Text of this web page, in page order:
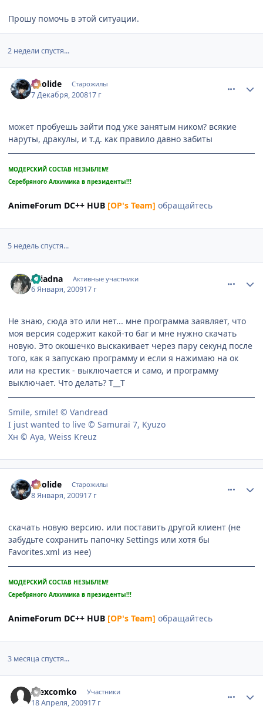
Прошу помочь в этой ситуации.
2 недели спустя...
Aeolide Старожилы
7 Декабря, 200817 г
может пробуешь зайти под уже занятым ником? всякие
наруты, дракулы, и т.д. как правило давно забиты
МОДЕРСКИЙ СОСТАВ НЕЗЫБЛЕМ!
Серебряного Алхимика в президенты!!!
AnimeForum DC++ HUB [OP's Team] обращайтесь
5 недель спустя...
Ariadna Активные участники
6 Января, 200917 г
Не знаю, сюда это или нет... мне программа заявляет, что
моя версия содержит какой-то баг и мне нужно скачать
новую. Это окошечко выскакивает через пару секунд после
того, как я запускаю программу и если я нажимаю на ок
или на крестик - выключается и само, и программу
выключает. Что делать? Т__Т
Smile, smile! © Vandread
I just wanted to live © Samurai 7, Kyuzo
Хн © Aya, Weiss Kreuz
Aeolide Старожилы
8 Января, 200917 г
скачать новую версию. или поставить другой клиент (не
забудьте сохранить папочку Settings или хотя бы
Favorites.xml из нее)
МОДЕРСКИЙ СОСТАВ НЕЗЫБЛЕМ!
Серебряного Алхимика в президенты!!!
AnimeForum DC++ HUB [OP's Team] обращайтесь
3 месяца спустя...
Alexcomko Участники
18 Апреля, 200917 г